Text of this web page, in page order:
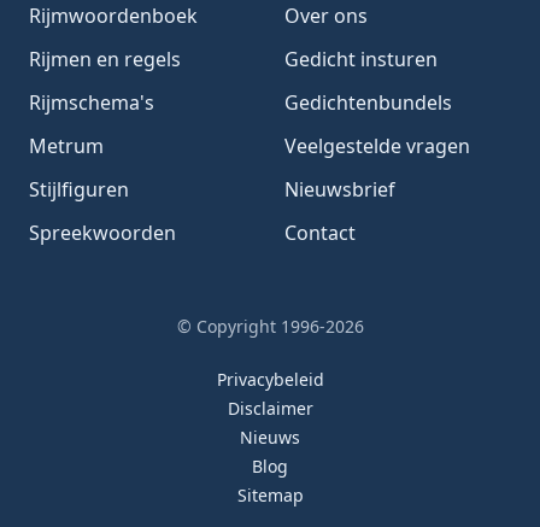
Rijmwoordenboek
Rijmen en regels
Rijmschema's
Metrum
Stijlfiguren
Spreekwoorden
Over ons
Gedicht insturen
Gedichtenbundels
Veelgestelde vragen
Nieuwsbrief
Contact
© Copyright 1996-2026
Privacybeleid
Disclaimer
Nieuws
Blog
Sitemap